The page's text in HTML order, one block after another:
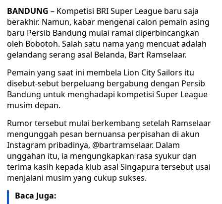
BANDUNG – Kompetisi BRI Super League baru saja
berakhir. Namun, kabar mengenai calon pemain asing
baru Persib Bandung mulai ramai diperbincangkan
oleh Bobotoh. Salah satu nama yang mencuat adalah
gelandang serang asal Belanda, Bart Ramselaar.
Pemain yang saat ini membela Lion City Sailors itu
disebut-sebut berpeluang bergabung dengan Persib
Bandung untuk menghadapi kompetisi Super League
musim depan.
Rumor tersebut mulai berkembang setelah Ramselaar
mengunggah pesan bernuansa perpisahan di akun
Instagram pribadinya, @bartramselaar. Dalam
unggahan itu, ia mengungkapkan rasa syukur dan
terima kasih kepada klub asal Singapura tersebut usai
menjalani musim yang cukup sukses.
Baca Juga: